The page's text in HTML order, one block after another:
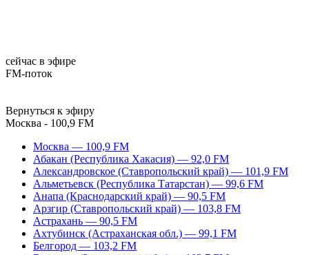
сейчас в эфире
FM-поток
Вернуться к эфиру
Москва - 100,9 FM
Москва — 100,9 FM
Абакан (Республика Хакасия) — 92,0 FM
Александровское (Ставропольский край) — 101,9 FM
Альметьевск (Республика Татарстан) — 99,6 FM
Анапа (Краснодарский край) — 90,5 FM
Арзгир (Ставропольский край) — 103,8 FM
Астрахань — 90,5 FM
Ахтубинск (Астраханская обл.) — 99,1 FM
Белгород — 103,2 FM